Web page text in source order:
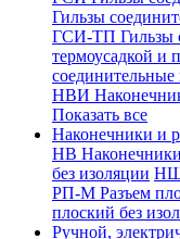
Гильзы
ГСИ-ТП Гильзы
термоусадкой и
НВИ
Показать все
Наконечники и
НВ
без изоляции
РП-М Разъем
плоский без
Ручной,